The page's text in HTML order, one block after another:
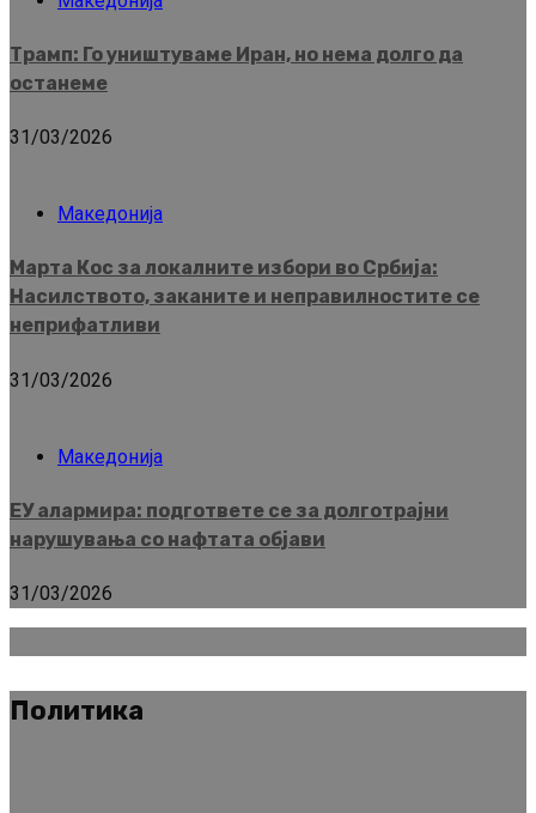
Трамп: Го уништуваме Иран, но нема долго да
останеме
31/03/2026
Македонија
Марта Кос за локалните избори во Србија:
Насилството, заканите и неправилностите се
неприфатливи
31/03/2026
Македонија
ЕУ алармира: подгответе се за долготрајни
нарушувања со нафтата објави
31/03/2026
Политика